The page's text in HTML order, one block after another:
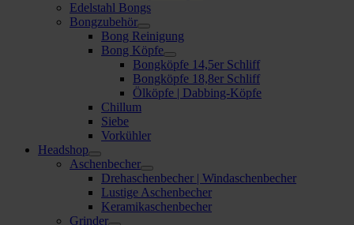
Edelstahl Bongs
Bongzubehör
Bong Reinigung
Bong Köpfe
Bongköpfe 14,5er Schliff
Bongköpfe 18,8er Schliff
Ölköpfe | Dabbing-Köpfe
Chillum
Siebe
Vorkühler
Headshop
Aschenbecher
Drehaschenbecher | Windaschenbecher
Lustige Aschenbecher
Keramikaschenbecher
Grinder